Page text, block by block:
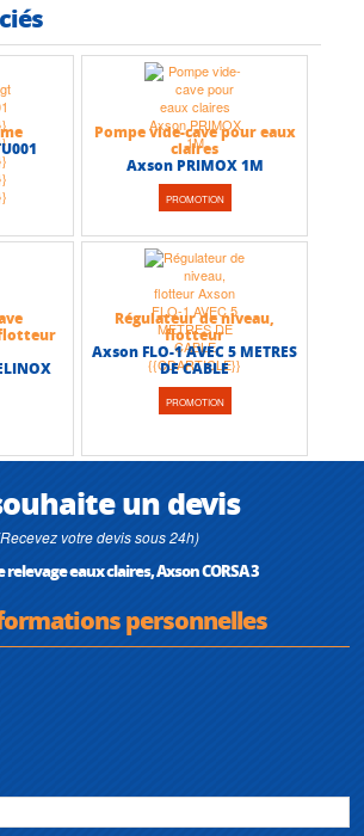
1M
litres
pompé : +40°C
: 10 mm
m
PROMOTION
Pompe vide-cave pour eaux
claires
Axson PRIMOX 1M
PROMOTION
Régulateur de niveau,
flotteur
Axson FLO-1 AVEC 5 METRES
DE CABLE
un devis
votre devis sous 24h)
eaux claires, Axson CORSA 3
personnelles